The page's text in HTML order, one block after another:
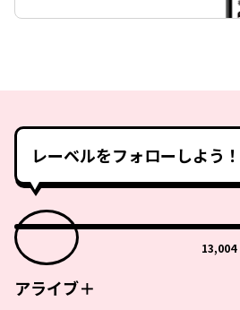
レーベルをフォローしよう！
13,004
アライブ＋